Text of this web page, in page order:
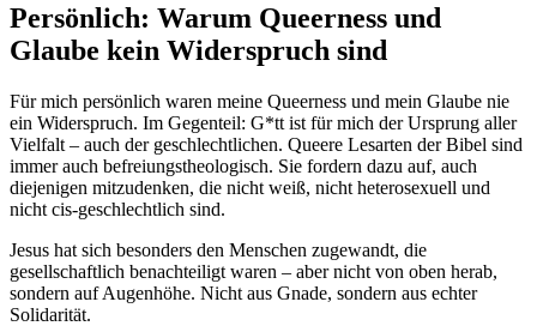
Persönlich: Warum Queerness und
Glaube kein Widerspruch sind
Für mich persönlich waren meine Queerness und mein Glaube nie
ein Widerspruch. Im Gegenteil: G*tt ist für mich der Ursprung aller
Vielfalt – auch der geschlechtlichen. Queere Lesarten der Bibel sind
immer auch befreiungstheologisch. Sie fordern dazu auf, auch
diejenigen mitzudenken, die nicht weiß, nicht heterosexuell und
nicht cis-geschlechtlich sind.
Jesus hat sich besonders den Menschen zugewandt, die
gesellschaftlich benachteiligt waren – aber nicht von oben herab,
sondern auf Augenhöhe. Nicht aus Gnade, sondern aus echter
Solidarität.